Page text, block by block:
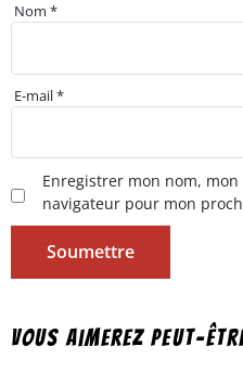
Nom*
E-mail*
Enregistrer mon nom,
navigateur pour mon
Vous aimerez peut-